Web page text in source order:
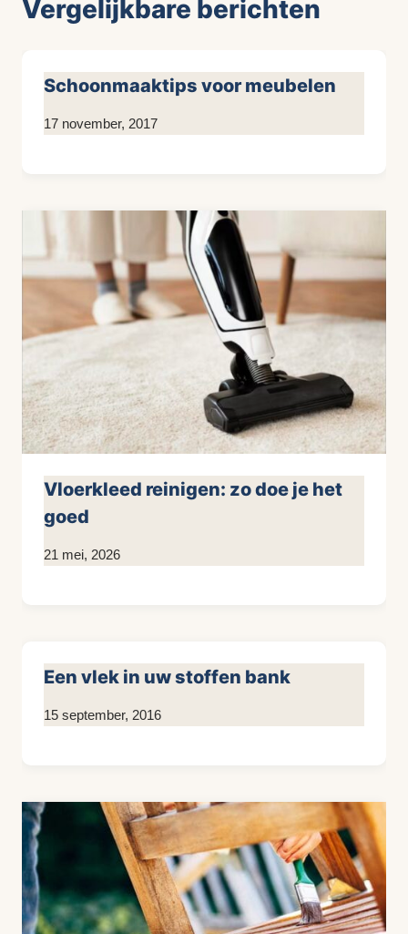
Vergelijkbare berichten
Schoonmaaktips voor meubelen
Door
17 november, 2017
Vloerkleed reinigen: zo doe je het
goed
Door
21 mei, 2026
Een vlek in uw stoffen bank
Door
15 september, 2016